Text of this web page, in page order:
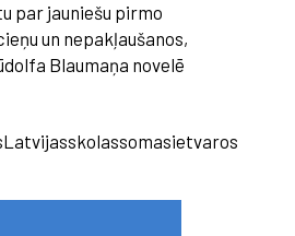
par jauniešu pirmo
un nepakļaušanos,
Blaumaņa novelē